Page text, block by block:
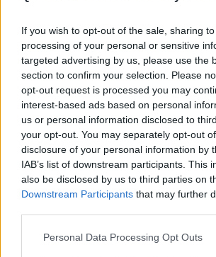
If you wish to opt-out of the sale, sharing
processing of your personal or sensitive
targeted advertising by us, please use the
section to confirm your selection. Please
opt-out request is processed you may
interest-based ads based on personal
us or personal information disclosed to
your opt-out. You may separately opt-out
disclosure of your personal information by
IAB’s list of downstream participants. This
also be disclosed by us to third parties on
Downstream Participants that may further
Personal Data Processing Opt Outs
Rozpocznij
20
poradzisz?